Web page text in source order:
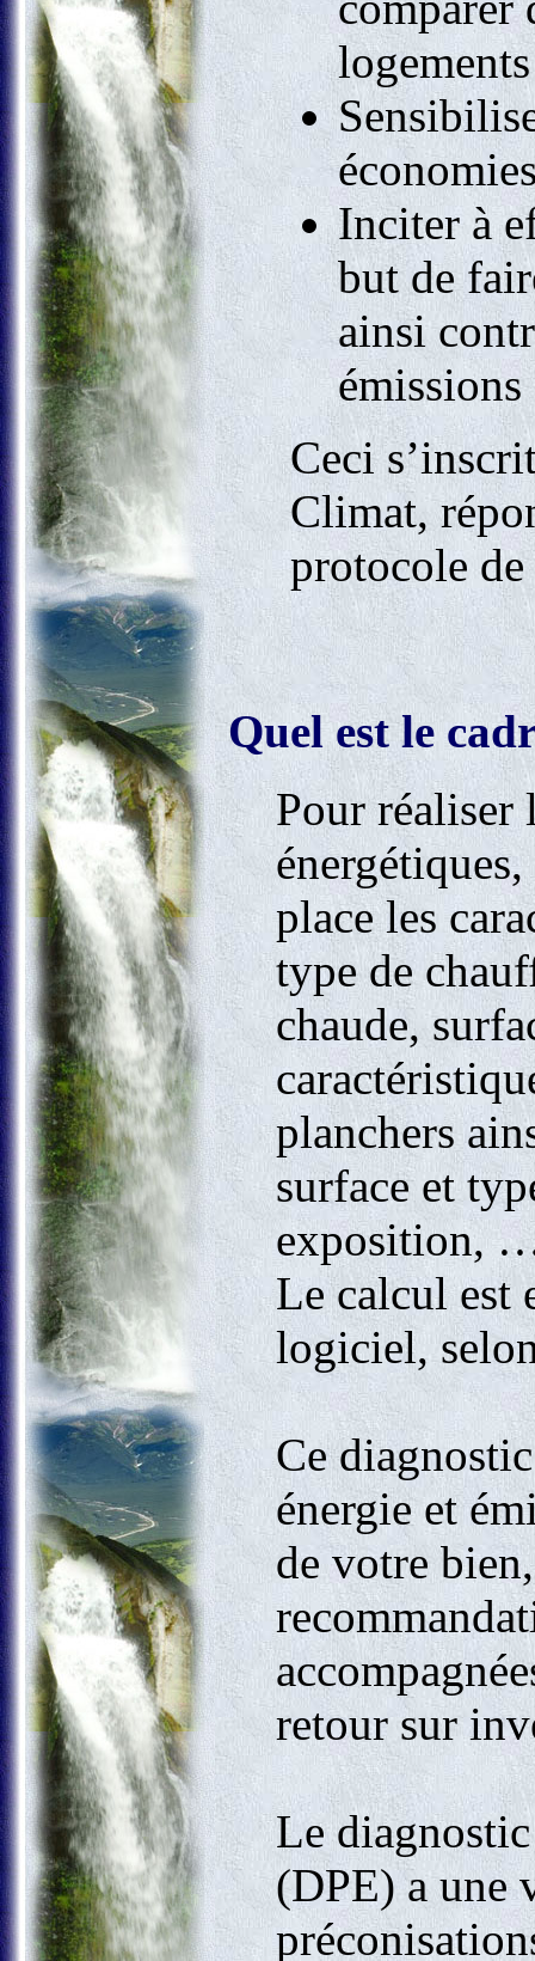
Inciter à
but de
ainsi
émissions
Ceci
Climat,
protocole
Quel est le
Pour réaliser
place les
type de
chaude,
planchers
surface et
exposition,
Le calcul est
logiciel,
Ce
énergie et
de votre
retour sur
Le
(DPE) a une